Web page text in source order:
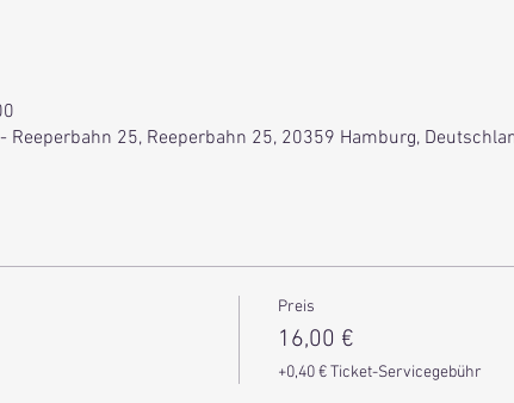
Reeperbahn 25, Reeperbahn 25, 20359 Hamburg,
Preis
16,00 €
+0,40 € Ticket-Servicegebühr